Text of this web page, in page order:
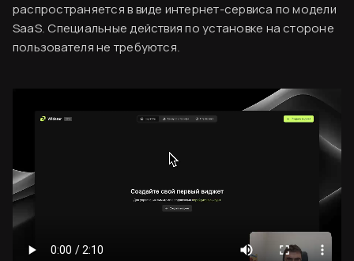
Оплата сервиса
Код виджета
Вставка кода на сайт
распространяется в виде интернет-сервиса по модели
SaaS. Специальные действия по установке на стороне
пользователя не требуются.
Финальный ужин Два шефа – одна кухня
Хотите приобщиться к миру высокой кухни и
стать частью события?